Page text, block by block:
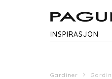
INSPIRASJON
Gardiner